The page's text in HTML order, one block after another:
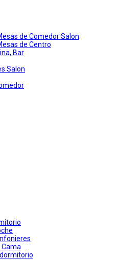
de Comedor Salon
de Centro
Bar
Salon
Cama